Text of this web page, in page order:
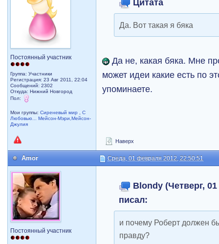
Постоянный участник
Группа: Участники
Регистрация: 23 Авг 2011, 22:04
Сообщений: 2302
Откуда: Нижний Новгород
Пол:
Мои группы:Сиреневый мир ,С
Любовью... Мейсон-Мэри,Мейсон-
Джулия
Цитата
Да. Вот такая я бяка
Да не, какая бяка. Мне
может идеи какие есть по
упоминаете.
Наверх
Amor Среда, 01 февраля 2012, 22:50:51
Постоянный участник
Blondy (Четверг,
писал:
и почему Роберт должен
правду?